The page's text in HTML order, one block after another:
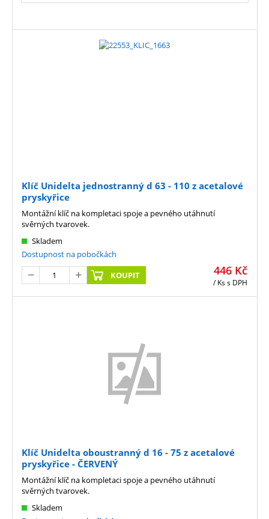
Klíč Unidelta jednostranný d 63 - 110 z acetalové
pryskyřice
446 Kč
/ Kss DPH
Skladem
Dostupnost na pobočkách
KOUPIT
Montážní klíč na kompletaci spoje a pevného utáhnutí
svěrných tvarovek.
Klíč Unidelta oboustranný d 16 - 75 z acetalové
pryskyřice - ČERVENÝ
Skladem
Montážní klíč na kompletaci spoje a pevného utáhnutí
svěrných tvarovek.